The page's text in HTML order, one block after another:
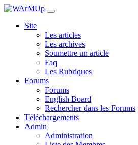
Site
Les articles
Les archives
Soumettre un article
Faq
Les Rubriques
Forums
Forums
English Board
Rechercher dans les Forums
Téléchargements
Admin
Administration